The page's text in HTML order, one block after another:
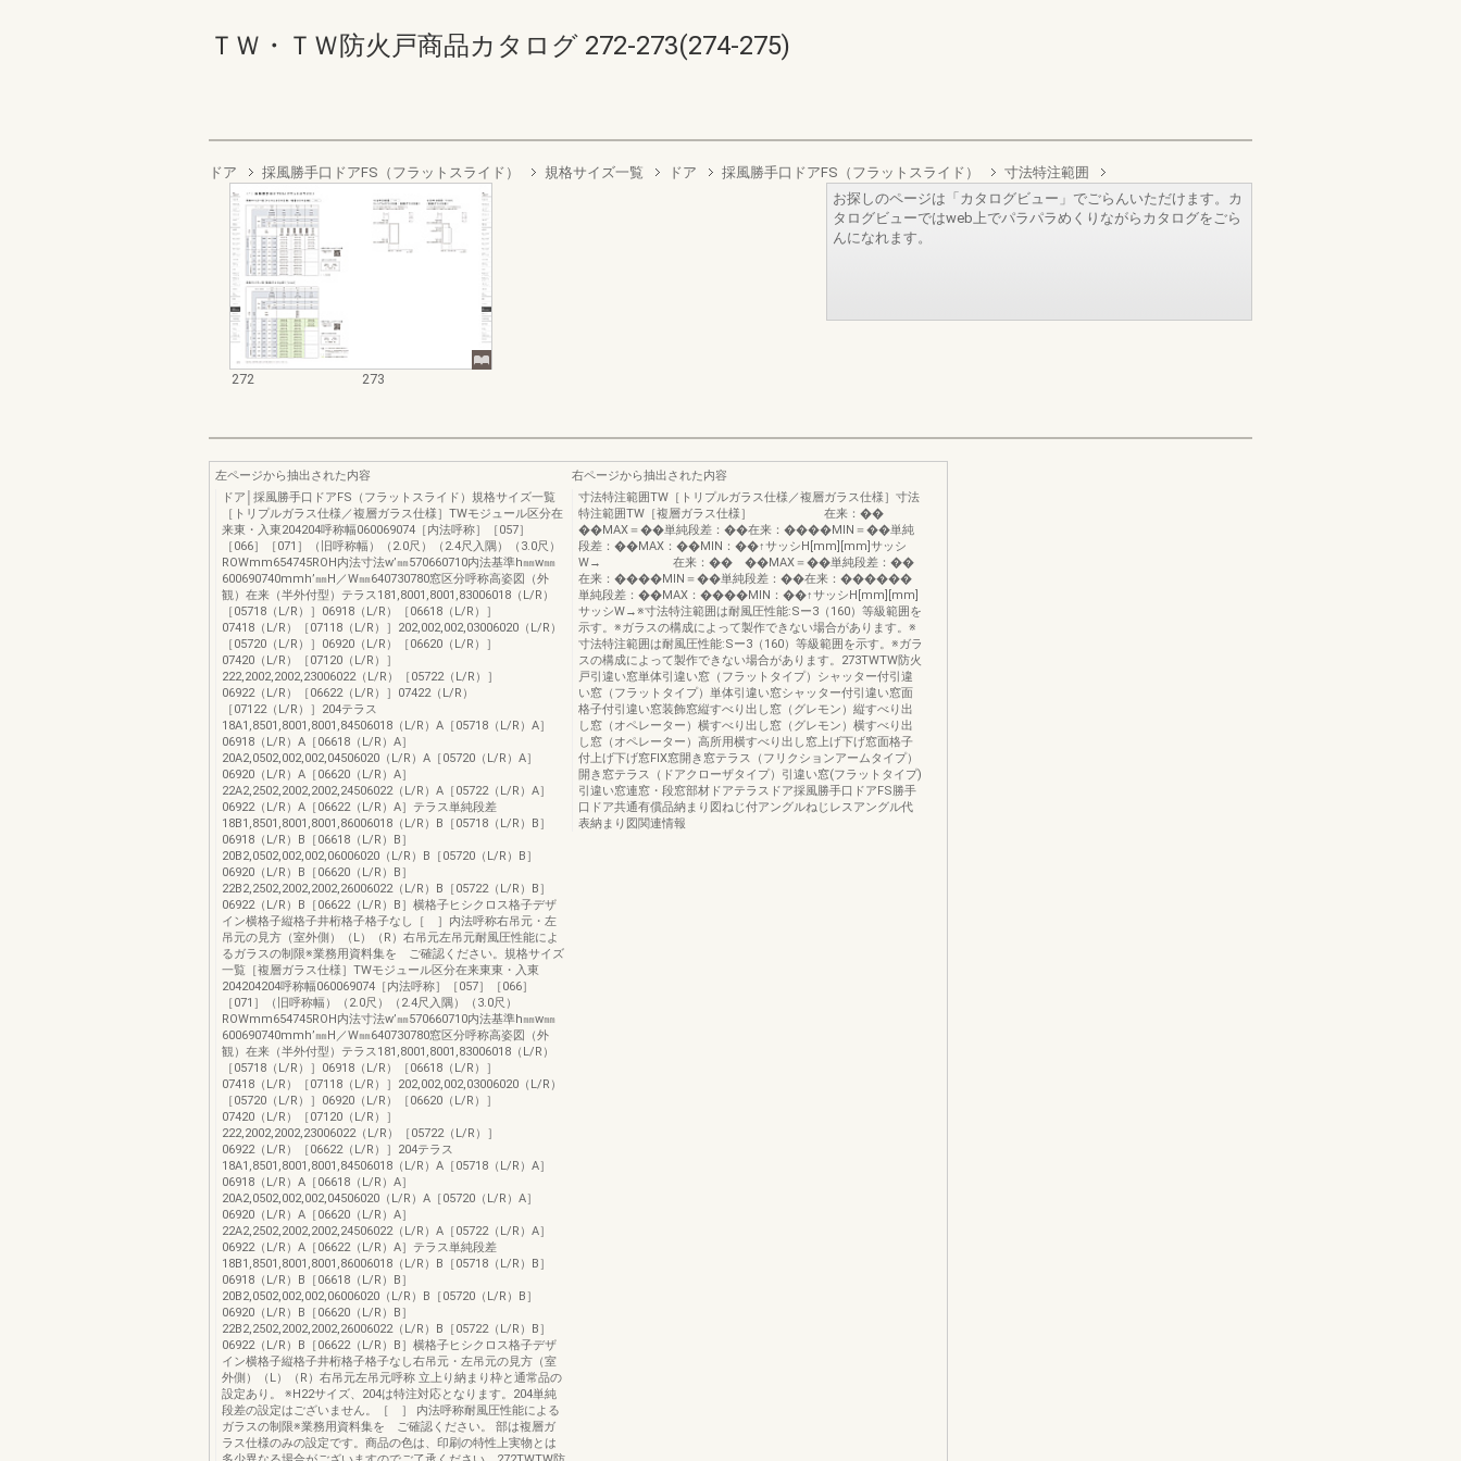
ＴＷ・ＴＷ防火戸商品カタログ 272-273(274-275)
ドア 採風勝手口ドアFS（フラットスライド） 規格サイズ一覧 ドア 採風勝手口ドアFS（フラットスライド） 寸法特注範囲
272 273
お探しのページは「カタログビュー」でごらんいただけます。カ
タログビューではweb上でパラパラめくりながらカタログをごら
んになれます。
左ページから抽出された内容
ドア│採風勝手口ドアFS（フラットスライド）規格サイズ一覧
［トリプルガラス仕様／複層ガラス仕様］TWモジュール区分在
来東・入東204204呼称幅060069074［内法呼称］［057］
［066］［071］（旧呼称幅）（2.0尺）（2.4尺入隅）（3.0尺）
ROWmm654745ROH内法寸法w’㎜570660710内法基準h㎜w㎜
600690740mmh’㎜H／W㎜640730780窓区分呼称高姿図（外
観）在来（半外付型）テラス181,8001,8001,83006018（L/R）
［05718（L/R）］06918（L/R）［06618（L/R）］
07418（L/R）［07118（L/R）］202,002,002,03006020（L/R）
［05720（L/R）］06920（L/R）［06620（L/R）］
07420（L/R）［07120（L/R）］
222,2002,2002,23006022（L/R）［05722（L/R）］
06922（L/R）［06622（L/R）］07422（L/R）
［07122（L/R）］204テラス
18A1,8501,8001,8001,84506018（L/R）A［05718（L/R）A］
06918（L/R）A［06618（L/R）A］
20A2,0502,002,002,04506020（L/R）A［05720（L/R）A］
06920（L/R）A［06620（L/R）A］
22A2,2502,2002,2002,24506022（L/R）A［05722（L/R）A］
06922（L/R）A［06622（L/R）A］テラス単純段差
18B1,8501,8001,8001,86006018（L/R）B［05718（L/R）B］
06918（L/R）B［06618（L/R）B］
20B2,0502,002,002,06006020（L/R）B［05720（L/R）B］
06920（L/R）B［06620（L/R）B］
22B2,2502,2002,2002,26006022（L/R）B［05722（L/R）B］
06922（L/R）B［06622（L/R）B］横格子ヒシクロス格子デザ
イン横格子縦格子井桁格子格子なし［ ］内法呼称右吊元・左
吊元の見方（室外側）（L）（R）右吊元左吊元耐風圧性能によ
るガラスの制限※業務用資料集を ご確認ください。規格サイズ
一覧［複層ガラス仕様］TWモジュール区分在来東東・入東
204204204呼称幅060069074［内法呼称］［057］［066］
［071］（旧呼称幅）（2.0尺）（2.4尺入隅）（3.0尺）
ROWmm654745ROH内法寸法w’㎜570660710内法基準h㎜w㎜
600690740mmh’㎜H／W㎜640730780窓区分呼称高姿図（外
観）在来（半外付型）テラス181,8001,8001,83006018（L/R）
［05718（L/R）］06918（L/R）［06618（L/R）］
07418（L/R）［07118（L/R）］202,002,002,03006020（L/R）
［05720（L/R）］06920（L/R）［06620（L/R）］
07420（L/R）［07120（L/R）］
222,2002,2002,23006022（L/R）［05722（L/R）］
06922（L/R）［06622（L/R）］204テラス
18A1,8501,8001,8001,84506018（L/R）A［05718（L/R）A］
06918（L/R）A［06618（L/R）A］
20A2,0502,002,002,04506020（L/R）A［05720（L/R）A］
06920（L/R）A［06620（L/R）A］
22A2,2502,2002,2002,24506022（L/R）A［05722（L/R）A］
06922（L/R）A［06622（L/R）A］テラス単純段差
18B1,8501,8001,8001,86006018（L/R）B［05718（L/R）B］
06918（L/R）B［06618（L/R）B］
20B2,0502,002,002,06006020（L/R）B［05720（L/R）B］
06920（L/R）B［06620（L/R）B］
22B2,2502,2002,2002,26006022（L/R）B［05722（L/R）B］
06922（L/R）B［06622（L/R）B］横格子ヒシクロス格子デザ
イン横格子縦格子井桁格子格子なし右吊元・左吊元の見方（室
外側）（L）（R）右吊元左吊元呼称 立上り納まり枠と通常品の
設定あり。 ※H22サイズ、204は特注対応となります。204単純
段差の設定はございません。［ ］ 内法呼称耐風圧性能による
ガラスの制限※業務用資料集を ご確認ください。 部は複層ガ
ラス仕様のみの設定です。商品の色は、印刷の特性上実物とは
右ページから抽出された内容
寸法特注範囲TW［トリプルガラス仕様／複層ガラス仕様］寸法
特注範囲TW［複層ガラス仕様］ 在来：��
��MAX＝��単純段差：��在来：����MIN＝��単純
段差：��MAX：��MIN：��↑サッシH[mm][mm]サッシ
W→ 在来：�� ��MAX＝��単純段差：��
在来：����MIN＝��単純段差：��在来：������
単純段差：��MAX：����MIN：��↑サッシH[mm][mm]
サッシW→※寸法特注範囲は耐風圧性能:Sー3（160）等級範囲を
示す。※ガラスの構成によって製作できない場合があります。※
寸法特注範囲は耐風圧性能:Sー3（160）等級範囲を示す。※ガラ
スの構成によって製作できない場合があります。273TWTW防火
戸引違い窓単体引違い窓（フラットタイプ）シャッター付引違
い窓（フラットタイプ）単体引違い窓シャッター付引違い窓面
格子付引違い窓装飾窓縦すべり出し窓（グレモン）縦すべり出
し窓（オペレーター）横すべり出し窓（グレモン）横すべり出
し窓（オペレーター）高所用横すべり出し窓上げ下げ窓面格子
付上げ下げ窓FIX窓開き窓テラス（フリクションアームタイプ）
開き窓テラス（ドアクローザタイプ）引違い窓(フラットタイプ)
引違い窓連窓・段窓部材ドアテラスドア採風勝手口ドアFS勝手
口ドア共通有償品納まり図ねじ付アングルねじレスアングル代
表納まり図関連情報